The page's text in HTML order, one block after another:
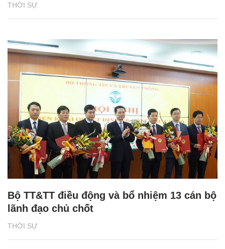
THỜI SỰ
THỜI SỰ
Bộ TT&TT điều động và bổ nhiệm 13 cán bộ
lãnh đạo chủ chốt